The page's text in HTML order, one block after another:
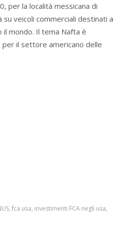
per la località messicana di
su veicoli commerciali destinati a
mondo. Il tema Nafta è
il settore americano delle
,fca usa, investimenti FCA negli usa,